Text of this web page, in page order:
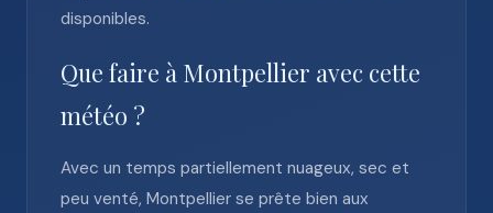
disponibles.
Que faire à Montpellier avec cette
météo ?
Avec un temps partiellement nuageux, sec et
peu venté, Montpellier se prête bien aux